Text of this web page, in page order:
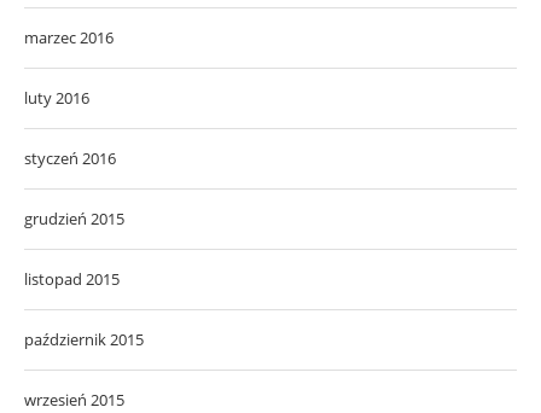
marzec 2016
luty 2016
styczeń 2016
grudzień 2015
listopad 2015
październik 2015
wrzesień 2015